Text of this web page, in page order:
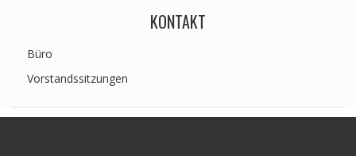
KONTAKT
Büro
Vorstandssitzungen